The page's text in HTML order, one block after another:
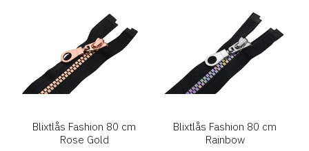
Blixtlås Fashion 80 cm
Rose Gold
Blixtlås Fashion 80 cm
Rainbow